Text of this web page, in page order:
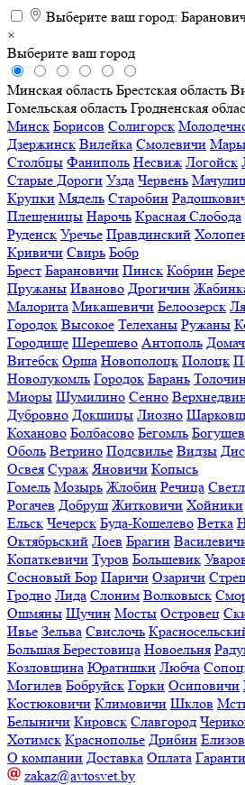
Выберите ваш город:
×
Выберите ваш город
Минская область Брестская область
Гомельская область Гродненская
Минск Борисов Солигорск
Дзержинск Вилейка Смолевичи
Столбцы Фаниполь Несвиж Логойск
Старые Дороги Узда Червень
Крупки Мядель Старобин
Плещеницы Нарочь Красная Слобода
Руденск Уречье Правдинский
Кривичи Свирь Бобр
Брест Барановичи Пинск Кобрин
Пружаны Иваново Дрогичин
Малорита Микашевичи Белоозерск
Городок Высокое Телеханы Ружаны
Городище Шерешево Антополь
Витебск Орша Новополоцк Полоцк
Новолукомль Городок Барань
Миоры Шумилино Сенно
Дубровно Докшицы Лиозно
Коханово Болбасово Бегомль
Оболь Ветрино Подсвилье Видзы
Освея Сураж Яновичи Копысь
Гомель Мозырь Жлобин Речица
Рогачев Добруш Житковичи Хойники
Ельск Чечерск Буда-Кошелево Ветка
Октябрьский Лоев Брагин
Копаткевичи Туров Большевик
Сосновый Бор Паричи Озаричи
Гродно Лида Слоним Волковыск
Ошмяны Щучин Мосты Островец
Ивье Зельва Свислочь
Большая Берестовица Новоельня
Козловщина Юратишки Любча
Могилев Бобруйск Горки Осиповичи
Костюковичи Климовичи Шклов
Белыничи Кировск Славгород
Хотимск Краснополье Дрибин
О компании Доставка Оплата
zakaz@avtosvet.by